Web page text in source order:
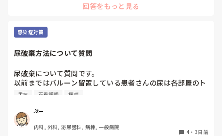
的に照らして振り返ることで、重要度を判断する力が少しずつ
要な内容を選べるよう支援するとよいと思います。
回答をもっと見る
感染症対策
尿破棄方法について質問
尿破棄について質問です。
以前まではバルーン留置している患者さんの尿は各部屋のト
イレに破棄する形でしたが、感染予防上汚物処理室でのみ破
物処理室に持っていくという非効率な方法になってます。尿
破棄人数は10人近くになるので病室と汚物処理室を10往復
する形に。結果尿破棄に時間がかかってます。
手技 正看護師 病棟
ぷー
内科, 外科, 泌尿器科, 病棟, 一般病院
4 ・ 3日前